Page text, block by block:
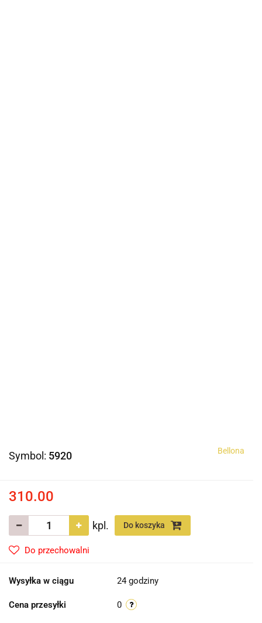
Symbol: 5920 Bellona
310.00
kpl. Do koszyka
Do przechowalni
Wysyłka w ciągu 24 godziny
Cena przesyłki 0